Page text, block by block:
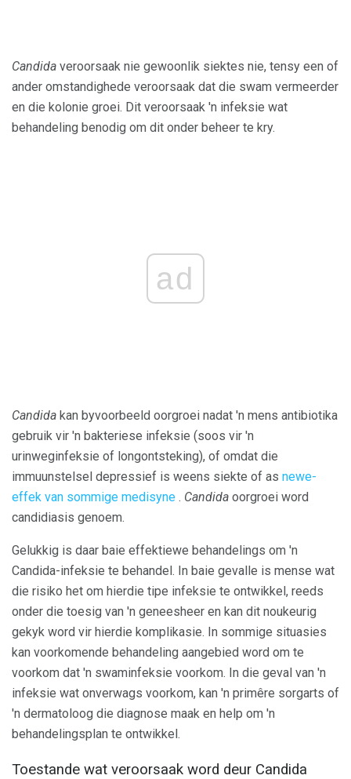
Candida veroorsaak nie gewoonlik siektes nie, tensy een of
ander omstandighede veroorsaak dat die swam vermeerder
en die kolonie groei. Dit veroorsaak 'n infeksie wat
behandeling benodig om dit onder beheer te kry.
ad
Candida kan byvoorbeeld oorgroei nadat 'n mens antibiotika
gebruik vir 'n bakteriese infeksie (soos vir 'n
urinweginfeksie of longontsteking), of omdat die
immuunstelsel depressief is weens siekte of as newe-
effek van sommige medisyne . Candida oorgroei word
candidiasis genoem.
Gelukkig is daar baie effektiewe behandelings om 'n
Candida-infeksie te behandel. In baie gevalle is mense wat
die risiko het om hierdie tipe infeksie te ontwikkel, reeds
onder die toesig van 'n geneesheer en kan dit noukeurig
gekyk word vir hierdie komplikasie. In sommige situasies
kan voorkomende behandeling aangebied word om te
voorkom dat 'n swaminfeksie voorkom. In die geval van 'n
infeksie wat onverwags voorkom, kan 'n primêre sorgarts of
'n dermatoloog die diagnose maak en help om 'n
behandelingsplan te ontwikkel.
Toestande wat veroorsaak word deur Candida